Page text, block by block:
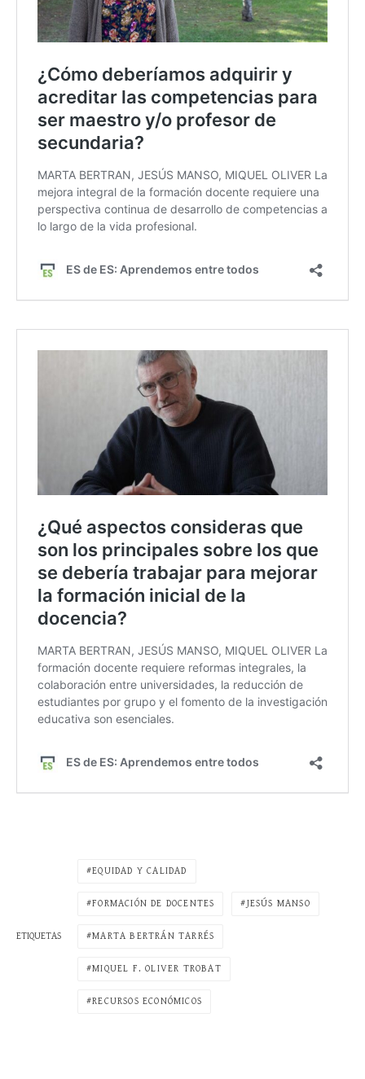
ETIQUETAS
EQUIDAD Y CALIDAD
FORMACIÓN DE DOCENTES JESÚS MANSO
MARTA BERTRÁN TARRÉS
MIQUEL F. OLIVER TROBAT
RECURSOS ECONÓMICOS